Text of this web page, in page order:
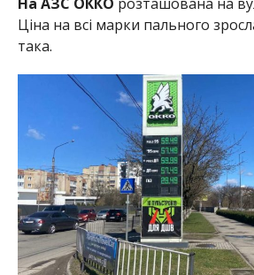
Ціна на всі марки пального
така.